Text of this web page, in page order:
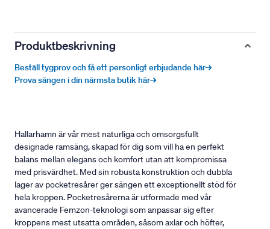
Produktbeskrivning
Beställ tygprov och få ett personligt erbjudande här→
Prova sängen i din närmsta butik här→
Hallarhamn är vår mest naturliga och omsorgsfullt
designade ramsäng, skapad för dig som vill ha en perfekt
balans mellan elegans och komfort utan att kompromissa
med prisvärdhet. Med sin robusta konstruktion och dubbla
lager av pocketresårer ger sängen ett exceptionellt stöd för
hela kroppen. Pocketresårerna är utformade med vår
avancerade Femzon-teknologi som anpassar sig efter
kroppens mest utsatta områden, såsom axlar och höfter,